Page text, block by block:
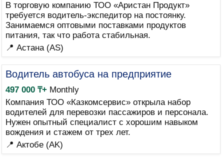
В торговую компанию ТОО «Аристан Продукт»
требуется водитель-экспедитор на постоянку.
Занимаемся оптовыми поставками продуктов
питания, так что работа стабильная.
📍 Астана (AS)
Водитель автобуса на предприятие
497 000 ₸+Monthly
Компания ТОО «Казкомсервис» открыла набор
водителей для перевозки пассажиров и персонала.
Нужен опытный специалист с хорошим навыком
вождения и стажем от трех лет.
📍 Актобе (AK)